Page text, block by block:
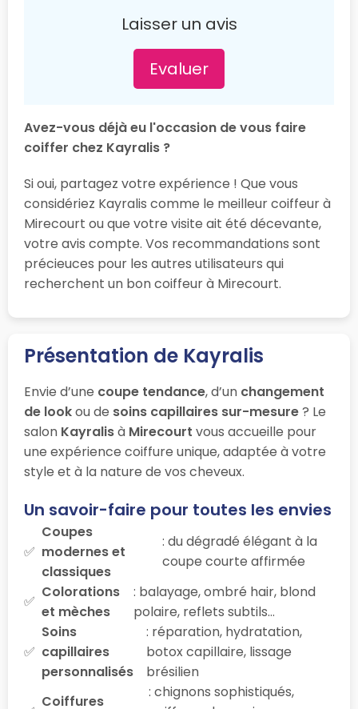
Laisser un avis
Evaluer
Avez-vous déjà eu l'occasion de vous faire
coiffer chez Kayralis ?
Si oui, partagez votre expérience ! Que vous
considériez Kayralis comme le meilleur coiffeur à
Mirecourt ou que votre visite ait été décevante,
votre avis compte. Vos recommandations sont
précieuces pour les autres utilisateurs qui
recherchent un bon coiffeur à Mirecourt.
Présentation de Kayralis
Envie d’une coupe tendance, d’un changement
de lookou de soins capillaires sur-mesure? Le
salon Kayralisà Mirecourt vous accueille pour
une expérience coiffure unique, adaptée à votre
style et à la nature de vos cheveux.
Un savoir-faire pour toutes les envies
Coupes
modernes et
classiques
: du dégradé élégant à la
coupe courte affirmée
Colorations
et mèches
: balayage, ombré hair, blond
polaire, reflets subtils…
Soins
capillaires
personnalisés
: réparation, hydratation,
botox capillaire, lissage
brésilien
Coiffures
: chignons sophistiqués,